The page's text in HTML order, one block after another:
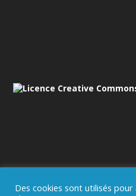
Des cookies sont utilisés pour